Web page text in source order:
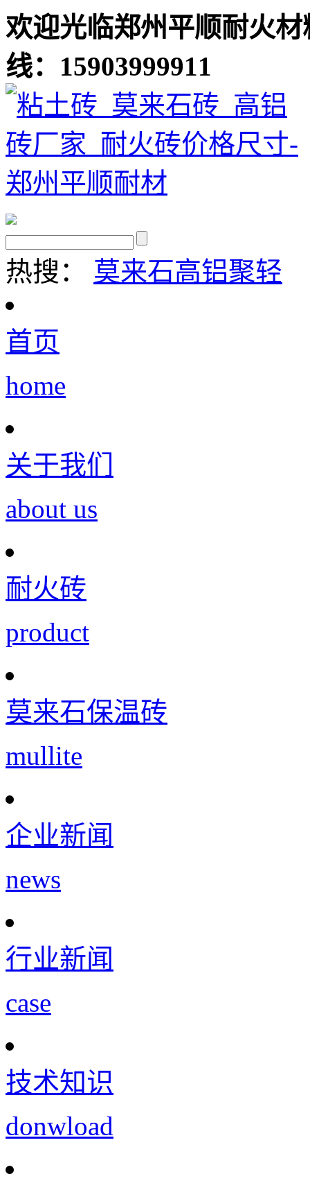
欢迎光临郑州平顺耐火
线：15903999911
热搜： 莫来石高铝聚轻
首页
home
关于我们
about us
耐火砖
product
莫来石保温砖
mullite
企业新闻
news
行业新闻
case
技术知识
donwload